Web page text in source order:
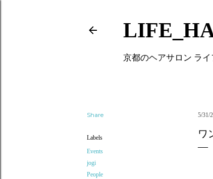
京都のヘアサロン ラ
Share
Labels
Events
jogi
People
5/31/
ワ